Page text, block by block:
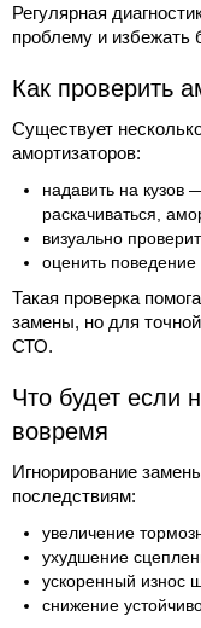
Регулярная
проблему и избежать
Как проверить
Существует
амортизаторов:
надавить на
раскачиваться,
визуально
оценить
Такая проверка
замены, но для
СТО.
Что будет если
вовремя
Игнорирование
последствиям:
увеличение
ухудшение
ускоренный износ
снижение